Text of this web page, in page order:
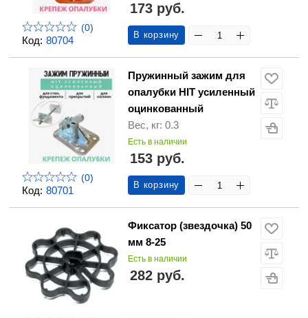
Код: 80704
(0)
173 руб.
В корзину
Код: 80701
(0)
Пружинный зажим для
опалубки HIT усиленный
оцинкованный
Вес, кг: 0.3
Есть в наличии
153 руб.
В корзину
Фиксатор (звездочка) 50
мм 8-25
Есть в наличии
282 руб.